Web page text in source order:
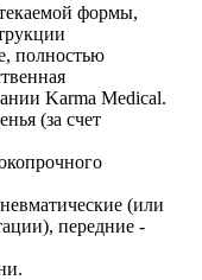
формы,
полностью
Karma Medical.
(за счет
(или
передние -